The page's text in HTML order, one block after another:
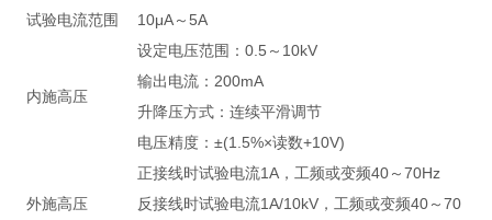
试验电流范围
10μA～5A
内施高压
设定电压范围：0.5～10kV
输出电流：200mA
升降压方式：连续平滑调节
电压精度：±(1.5%×读数+10V)
外施高压
正接线时试验电流1A，工频或变频40～70Hz
反接线时试验电流1A/10kV，工频或变频40～70